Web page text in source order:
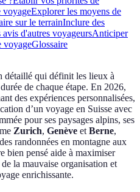
voyageExplorer les moyens de
sur le terrainInclure des
avis d'autres voyageursAnticiper
voyageGlossaire
détaillé qui définit les lieux à
de chaque étape. En 2026,
des expériences personnalisées,
d’un voyage en Suisse avec
pour ses paysages alpins, ses
Zurich, Genève etBerne,
randonnées en montagne aux
bien pensé aide à maximiser
la mauvaise organisation et
enrichissante.